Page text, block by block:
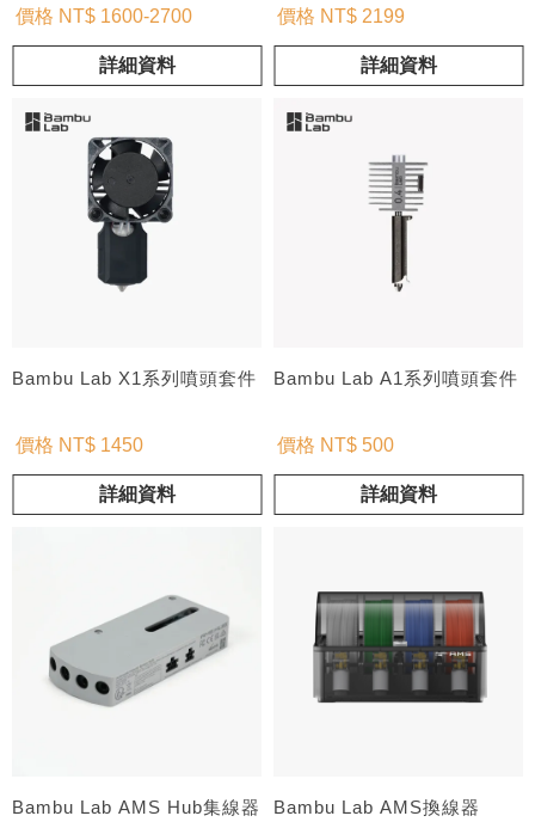
價格 NT$ 1600-2700
詳細資料
價格 NT$ 2199
詳細資料
Bambu Lab X1系列噴頭套件
價格 NT$ 1450
詳細資料
Bambu Lab A1系列噴頭套件
價格 NT$ 500
詳細資料
Bambu Lab AMS Hub集線器 Bambu Lab AMS換線器